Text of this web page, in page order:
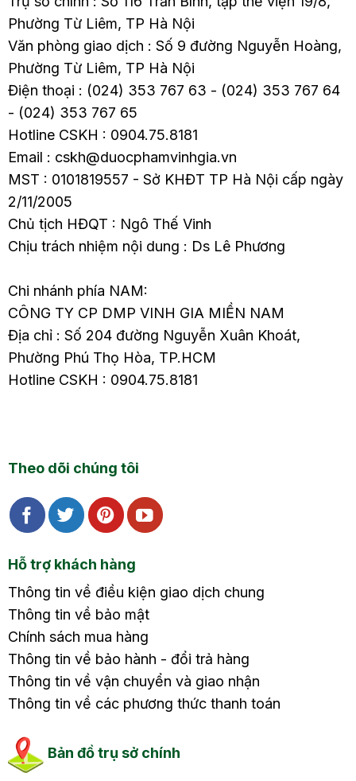
Phường Từ Liêm, TP Hà Nội
Văn phòng giao dịch : Số 9 đường Nguyễn Hoàng,
Phường Từ Liêm, TP Hà Nội
Điện thoại : (024) 353 767 63 - (024) 353 767 64
- (024) 353 767 65
Hotline CSKH : 0904.75.8181
Email : cskh@duocphamvinhgia.vn
MST : 0101819557 - Sở KHĐT TP Hà Nội cấp ngày
2/11/2005
Chủ tịch HĐQT : Ngô Thế Vinh
Chịu trách nhiệm nội dung : Ds Lê Phương
Chi nhánh phía NAM:
CÔNG TY CP DMP VINH GIA MIỀN NAM
Địa chỉ : Số 204 đường Nguyễn Xuân Khoát,
Phường Phú Thọ Hòa, TP.HCM
Hotline CSKH : 0904.75.8181
Theo dõi chúng tôi
Hỗ trợ khách hàng
Thông tin về điều kiện giao dịch chung
Thông tin về bảo mật
Chính sách mua hàng
Thông tin về bảo hành - đổi trả hàng
Thông tin về vận chuyển và giao nhận
Thông tin về các phương thức thanh toán
Bản đồ trụ sở chính